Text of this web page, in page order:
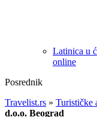
Latinica u
online
Posrednik
Travelist.rs » Turističke
d.o.o. Beograd